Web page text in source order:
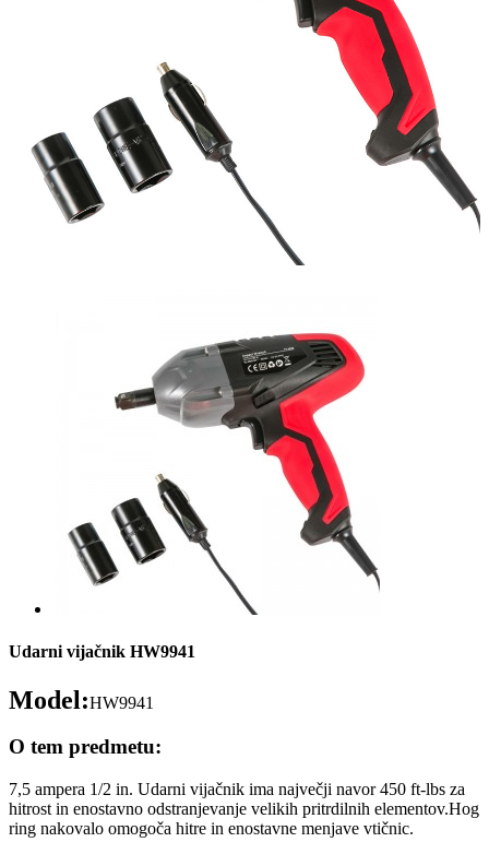
Udarni vijačnik HW9941
Model:HW9941
O tem predmetu:
7,5 ampera 1/2 in. Udarni vijačnik ima največji navor 450 ft-lbs za
hitrost in enostavno odstranjevanje velikih pritrdilnih elementov.Hog
ring nakovalo omogoča hitre in enostavne menjave vtičnic.